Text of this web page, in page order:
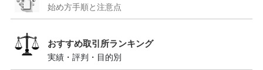
始め方手順と注意点
おすすめ取引所ランキング
実績・評判・目的別